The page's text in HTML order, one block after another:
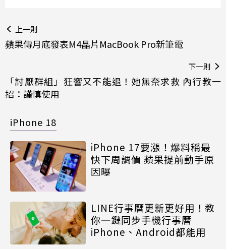
上一則
蘋果傳月底發表M4晶片MacBook Pro新筆電
下一則
「討厭群組」狂響又不能退！她無奈求救 內行教一
招：謹慎使用
iPhone 18
iPhone 17要漲！爆料稱最
快下周調價 蘋果提前動手原
因曝
LINE行事曆更新更好用！教
你一鍵同步手機行事曆
iPhone、Android都能用